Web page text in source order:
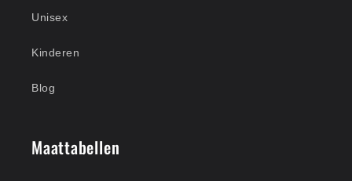
Unisex
Kinderen
Blog
Maattabellen